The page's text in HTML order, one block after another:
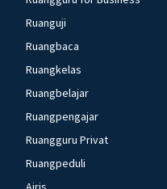
Ruanguji
Ruangbaca
Ruangkelas
Ruangbelajar
Ruangpengajar
Ruangguru Privat
Ruangpeduli